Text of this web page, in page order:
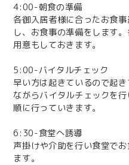
4:00-朝食の準備
各御入居者様に合ったお食
し、お食事の準備をします
用意もしておきます。
5:00-バイタルチェック
早い方は起きているので起
ながらバイタルチェックを
順に行っていきます。
6:30-食堂へ誘導
声掛けや介助を行い食堂で
ます。